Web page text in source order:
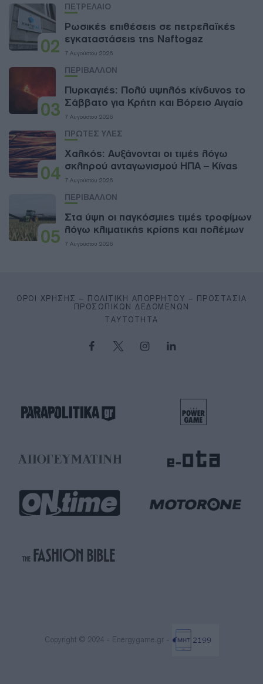
02
ΠΕΤΡΕΛΑΙΟ
Ρωσικές επιθέσεις σε πετρελαϊκές
εγκαταστάσεις της Naftogaz
7 Αυγούστου 2026
03
ΠΕΡΙΒΑΛΛΟΝ
Πυρκαγιές: Πολύ υψηλός κίνδυνος το
Σάββατο για Κρήτη και Βόρειο Αιγαίο
7 Αυγούστου 2026
04
ΠΡΩΤΕΣ ΥΛΕΣ
Χαλκός: Αυξάνονται οι τιμές λόγω
σκληρού ανταγωνισμού ΗΠΑ – Κίνας
7 Αυγούστου 2026
05
ΠΕΡΙΒΑΛΛΟΝ
Στα ύψη οι παγκόσμιες τιμές τροφίμων
λόγω κλιματικής κρίσης και πολέμων
7 Αυγούστου 2026
ΌΡΟΙ ΧΡΉΣΗΣ – ΠΟΛΙΤΙΚΉ ΑΠΟΡΡΉΤΟΥ – ΠΡΟΣΤΑΣΊΑ
ΠΡΟΣΩΠΙΚΏΝ ΔΕΔΟΜΈΝΩΝ
ΤΑΥΤΌΤΗΤΑ
Copyright © 2024 - Energygame.gr -